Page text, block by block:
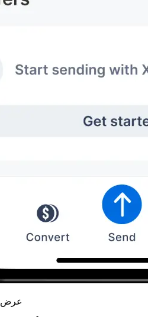
عرض 8 من أزواج العملات الشائعة